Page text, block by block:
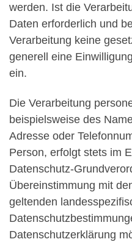
werden. Ist die
Daten erforderlich und
Verarbeitung keine
generell eine
ein.
Die Verarbeitung
beispielsweise des
Adresse oder
Person, erfolgt stets im
Datenschutz-
Übereinstimmung mit
geltenden
Datenschutzerklärung